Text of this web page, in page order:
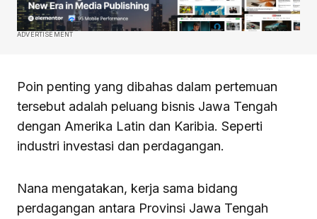
ADVERTISEMENT
Poin penting yang dibahas dalam pertemuan
tersebut adalah peluang bisnis Jawa Tengah
dengan Amerika Latin dan Karibia. Seperti
industri investasi dan perdagangan.
Nana mengatakan, kerja sama bidang
perdagangan antara Provinsi Jawa Tengah